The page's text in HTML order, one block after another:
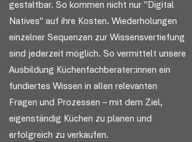
gestaltbar. So kommen nicht nur "Digital
Natives" auf ihre Kosten. Wiederholungen
einzelner Sequenzen zur Wissensvertiefung
sind jederzeit möglich. So vermittelt unsere
Ausbildung Küchenfachberater:innen ein
fundiertes Wissen in allen relevanten
Fragen und Prozessen – mit dem Ziel,
eigenständig Küchen zu planen und
erfolgreich zu verkaufen.